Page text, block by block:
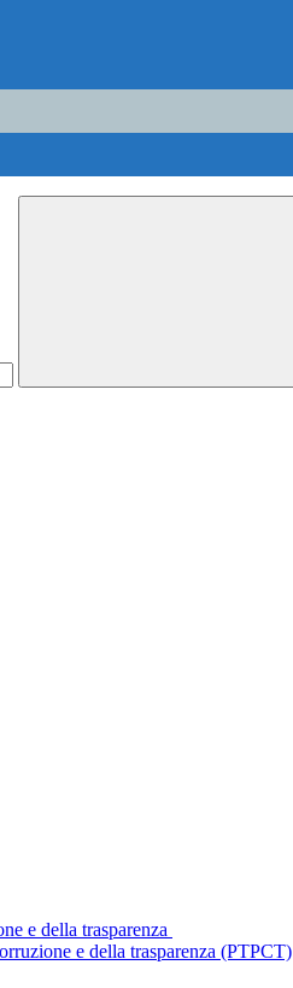
e della trasparenza
e della trasparenza (PTPCT)